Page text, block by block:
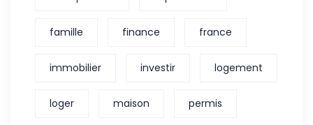
famille finance france
immobilier investir logement
loger maison permis